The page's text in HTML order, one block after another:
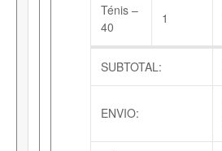
Ténis –
40
1
SUBTOTAL:
ENVIO: